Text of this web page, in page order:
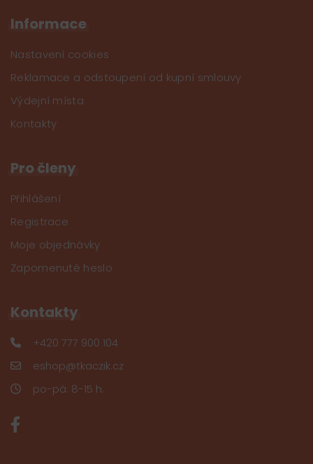
Informace
Nastavení cookies
Reklamace a odstoupení od kupní smlouvy
Výdejní místa
Kontakty
Pro členy
Přihlášení
Registrace
Moje objednávky
Zapomenuté heslo
Kontakty
+420 777 900 104
eshop@tkaczik.cz
po-pá: 8-15 h.